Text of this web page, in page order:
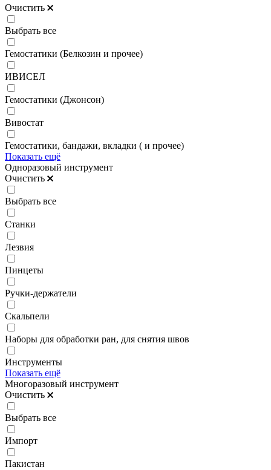
Очистить
Выбрать все
Гемостатики (Белкозин и прочее)
ИВИСЕЛ
Гемостатики (Джонсон)
Вивостат
Гемостатики, бандажи, вкладки ( и прочее)
Показать ещё
Одноразовый инструмент
Очистить
Выбрать все
Станки
Лезвия
Пинцеты
Ручки-держатели
Скальпели
Наборы для обработки ран, для снятия швов
Инструменты
Показать ещё
Многоразовый инструмент
Очистить
Выбрать все
Импорт
Пакистан